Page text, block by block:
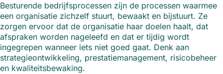
Besturende bedrijfsprocessen zijn de processen waarmee
een organisatie zichzelf stuurt, bewaakt en bijstuurt. Ze
zorgen ervoor dat de organisatie haar doelen haalt, dat
afspraken worden nageleefd en dat er tijdig wordt
ingegrepen wanneer iets niet goed gaat. Denk aan
strategieontwikkeling, prestatiemanagement, risicobeheer
en kwaliteitsbewaking.